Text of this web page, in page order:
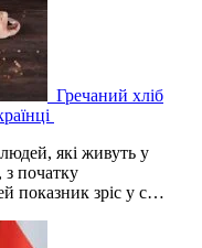
Гречаний хліб
людей, які живуть у
з початку
показник зріс у с…